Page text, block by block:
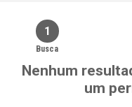
1
Busca
Nenhum
um